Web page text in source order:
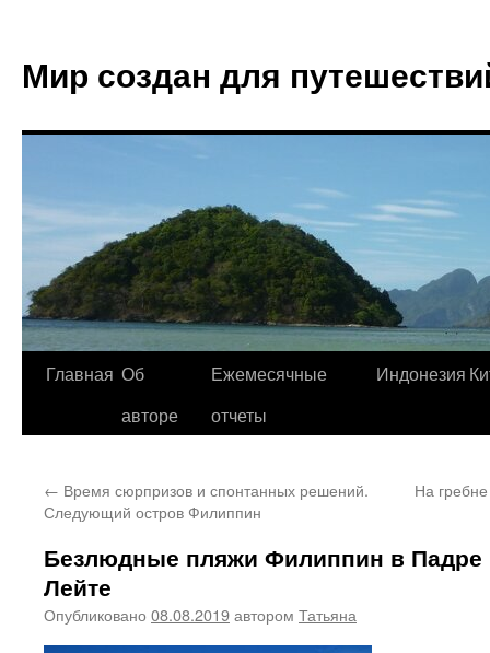
Мир создан для
Главная Об
авторе
Ежемесячные
отчеты
Индонезия
← Время сюрпризов и спонтанных решений.
Следующий остров Филиппин
На
Безлюдные пляжи Филиппин в
Лейте
Опубликовано 08.08.2019автором Татьяна